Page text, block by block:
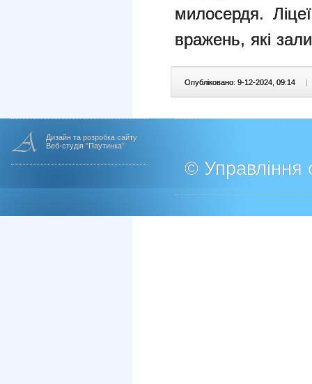
милосердя.
вражень, які
Опубліковано: 9-12-2024, 09:14 |
Дизайн та розробка сайту
Веб-студія "Паутинка"
© Управління